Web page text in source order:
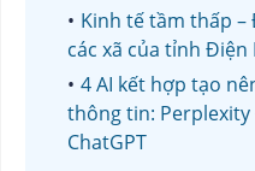
Kinh tế tầm thấp
các xã của tỉnh Điện
4 AI kết hợp tạo
thông tin: Perplexity
ChatGPT